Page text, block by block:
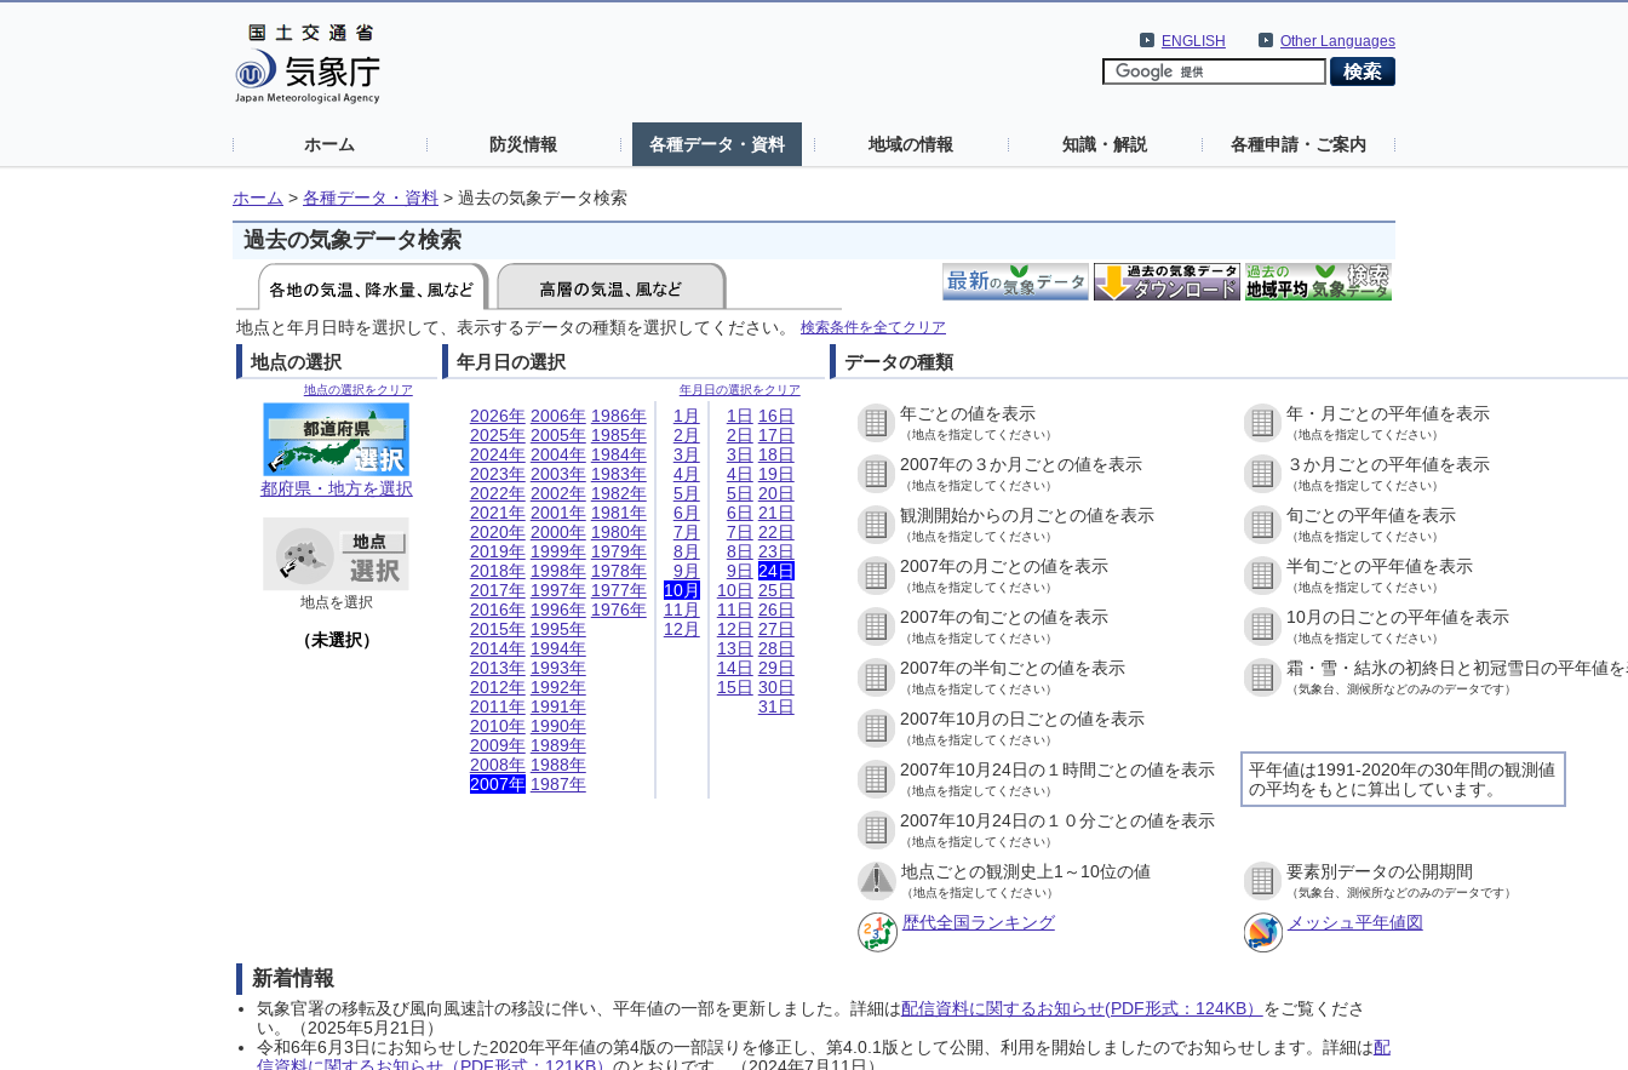
Other Languages
ENGLISH
ホーム 防災情報 各種データ・資料 地域の情報 知識・解説 各種申請・ご案内
ホーム > 各種データ・資料 > 過去の気象データ検索
過去の気象データ検索
地点と年月日時を選択して、表示するデータの種類を選択してください。 検索条件を全てクリア
地点の選択
地点の選択をクリア
都府県・地方を選択
地点を選択
（未選択）
年月日の選択
年月日の選択をクリア
2026年
2025年
2024年
2023年
2022年
2021年
2020年
2019年
2018年
2017年
2016年
2015年
2014年
2013年
2012年
2011年
2010年
2009年
2008年
2007年
2006年
2005年
2004年
2003年
2002年
2001年
2000年
1999年
1998年
1997年
1996年
1995年
1994年
1993年
1992年
1991年
1990年
1989年
1988年
1987年
1986年
1985年
1984年
1983年
1982年
1981年
1980年
1979年
1978年
1977年
1976年
1月
2月
3月
4月
5月
6月
7月
8月
9月
10月
11月
12月
1日
2日
3日
4日
5日
6日
7日
8日
9日
10日
11日
12日
13日
14日
15日
16日
17日
18日
19日
20日
21日
22日
23日
24日
25日
26日
27日
28日
29日
30日
31日
データの種類
年ごとの値を表示
（地点を指定してください）
年・月ごとの平年値を表示
（地点を指定してください）
2007年の３か月ごとの値を表示
（地点を指定してください）
３か月ごとの平年値を表示
（地点を指定してください）
観測開始からの月ごとの値を表示
（地点を指定してください）
旬ごとの平年値を表示
（地点を指定してください）
2007年の月ごとの値を表示
（地点を指定してください）
半旬ごとの平年値を表示
（地点を指定してください）
2007年の旬ごとの値を表示
（地点を指定してください）
10月の日ごとの平年値を表示
（地点を指定してください）
2007年の半旬ごとの値を表示
（地点を指定してください）
霜・雪・結氷の初終日と初冠雪日の平年値
（気象台、測候所などのみのデータです）
2007年10月の日ごとの値を表示
（地点を指定してください）
平年値は1991-2020年の30年間の観測値
の平均をもとに算出しています。
2007年10月24日の１時間ごとの値を表示
（地点を指定してください）
2007年10月24日の１０分ごとの値を表示
（地点を指定してください）
地点ごとの観測史上1～10位の値
（地点を指定してください）
要素別データの公開期間
（気象台、測候所などのみのデータです）
歴代全国ランキング メッシュ平年値図
新着情報
気象官署の移転及び風向風速計の移設に伴い、平年値の一部を更新しました。詳細は配信資料に関するお知らせ(PDF形式：124KB） をご覧くださ
い。（2025年5月21日）
令和6年6月3日にお知らせした2020年平年値の第4版の一部誤りを修正し、第4.0.1版として公開、利用を開始しましたのでお知らせします。詳細は配
信資料に関するお知らせ（PDF形式：121KB） のとおりです。（2024年7月11日）